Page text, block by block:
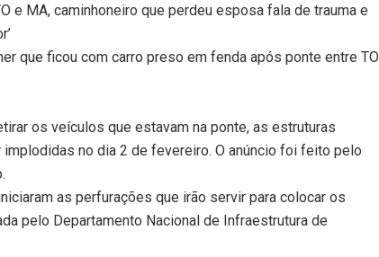
e MA, caminhoneiro que perdeu esposa fala de trauma e
que ficou com carro preso em fenda após ponte entre TO
os veículos que estavam na ponte, as estruturas
no dia 2 de fevereiro. O anúncio foi feito pelo
as perfurações que irão servir para colocar os
pelo Departamento Nacional de Infraestrutura de